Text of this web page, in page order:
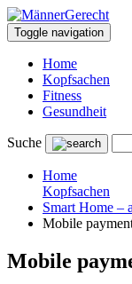
Toggle navigation
Home
Kopfsachen
Fitness
Gesundheit
Suche
Home
Kopfsachen
Smart Home –
Mobile
Mobile